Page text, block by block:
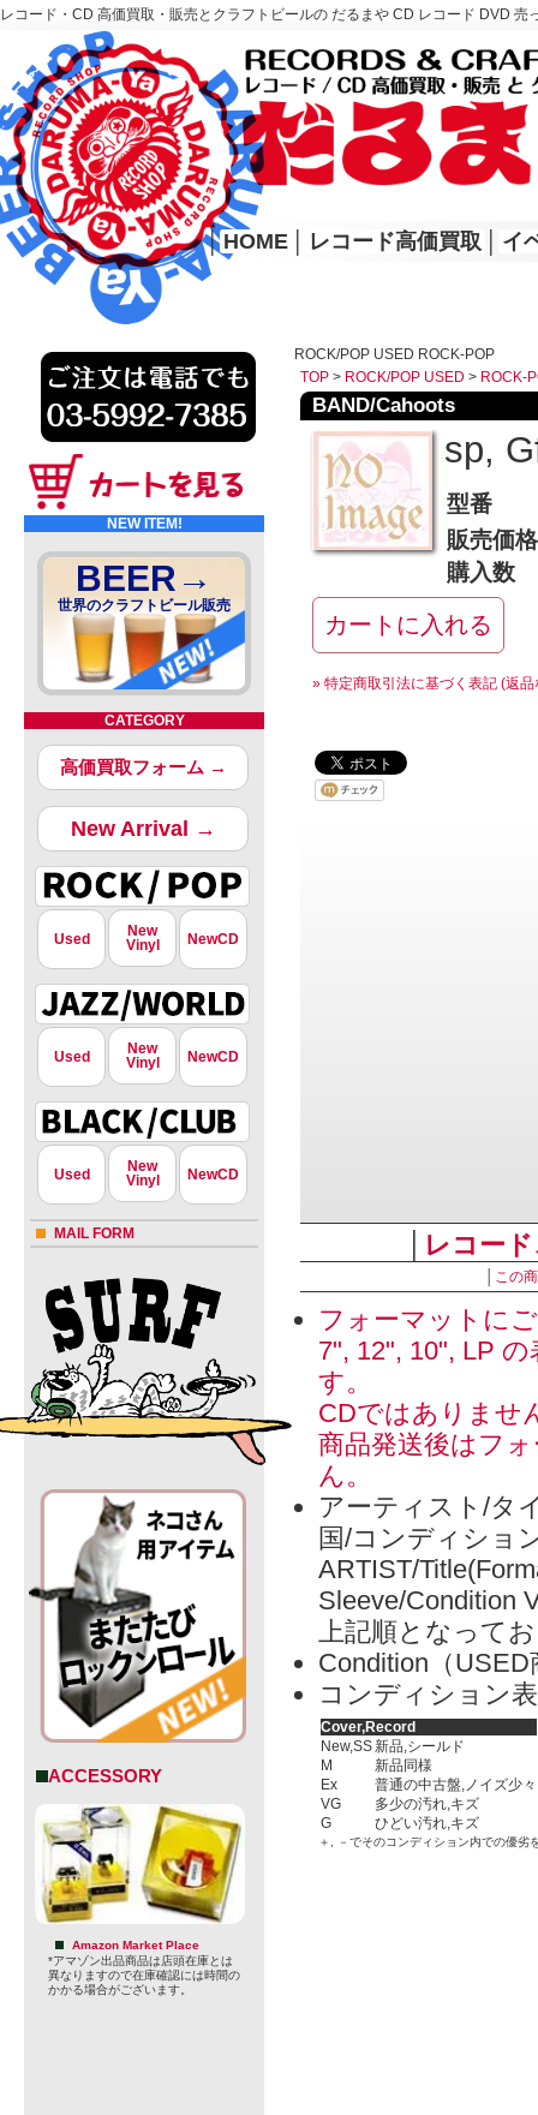
レコード・CD 高価買取・販売とクラフトビールの だるまや CD レコード DVD
レコード高価買取はこちら
HOME
│ HOME レコード高価買取 イ
NEW ITEM!
BEER→
世界のクラフトビール販売
CATEGORY
高価買取フォーム →
New Arrival →
Used
New
Vinyl
NewCD
Used
New
Vinyl
NewCD
Used
New
Vinyl
NewCD
MAIL FORM
ACCESSORY
Amazon Market Place
*アマゾン出品商品は店頭在庫とは
異なりますので在庫確認には時間の
かかる場合がございます。
ROCK/POP USED ROCK-POP
TOP > ROCK/POP USED > ROCK-
BAND/Cahoots
sp,
型番
販売価格
購入数
» 特定商取引法に基づく表記 (返品
レコー
この
フォーマットに
7", 12", 10", LP
す。
CDではありませ
商品発送後はフ
ん。
アーティスト/タ
国/コンディショ
ARTIST/
Sleeve/Condition
上記順となって
Condition（
コンディション
Cover,Record
New,SS新品,シールド
M
新品同様
Ex
普通の中古盤,ノイズ少々
VG
多少の汚れ,キズ
G
ひどい汚れ,キズ
＋, －でそのコンディション内での優劣